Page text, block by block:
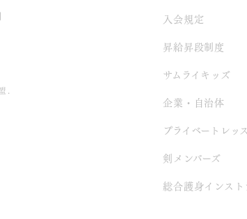
.
入会規定
昇給昇段制度
サムライキッズ
企業・自治体
プライベートレッ
剣メンバーズ
総合護身インスト